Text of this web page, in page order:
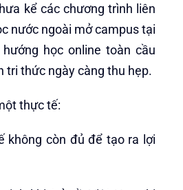
kể các chương trình liên
nước ngoài mở campus tại
học online toàn cầu
tri thức ngày càng thu hẹp.
thực tế:
không còn đủ để tạo ra lợi